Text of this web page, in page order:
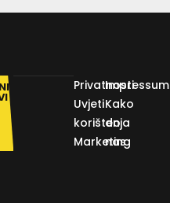
Privatnosti
Uvjeti
korištenja
Marketing
Impressum
Kako
do
nas